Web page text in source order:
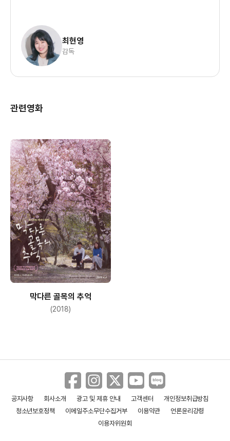
최현영
감독
관련영화
막다른 골목의 추억
(2018)
공지사항 회사소개 광고 및 제휴 안내 고객센터
개인정보취급방침
청소년보호정책
이메일주소무단수집거부 이용약관
언론윤리강령
이용자위원회